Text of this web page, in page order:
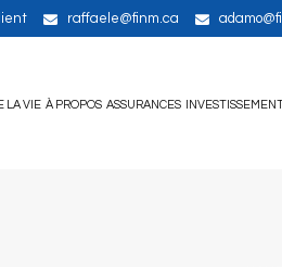
raffaele@finm.ca
LA VIE À PROPOS ASSURANCES